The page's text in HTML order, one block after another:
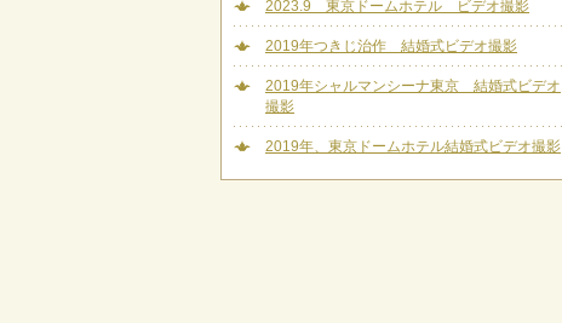
2023.9 東京ドームホテル ビデオ撮影
2019年つきじ治作 結婚式ビデオ撮影
2019年シャルマンシーナ東京 結婚式ビデオ
撮影
2019年、東京ドームホテル結婚式ビデオ撮影